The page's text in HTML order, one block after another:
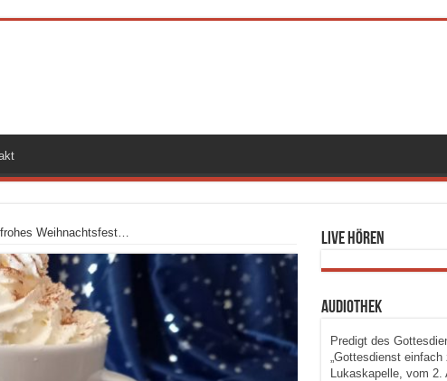
Weihnachtsfest… Live hören
Audiothek
Predigt des
„Gottesdienst
Lukaskapelle, vom 2.